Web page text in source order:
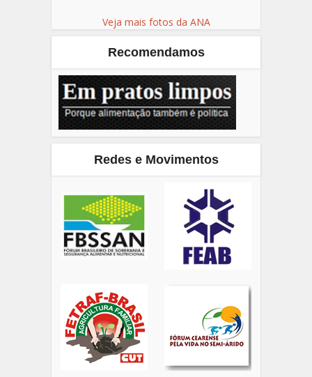
Veja mais fotos da ANA
Recomendamos